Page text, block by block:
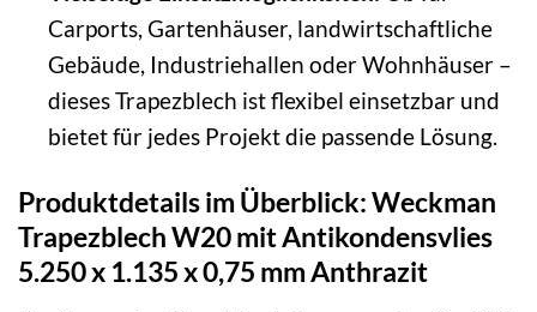
Carports, Gartenhäuser, landwirtschaftliche
Gebäude, Industriehallen oder Wohnhäuser –
dieses Trapezblech ist flexibel einsetzbar und
bietet für jedes Projekt die passende Lösung.
Produktdetails im Überblick: Weckman
Trapezblech W20 mit Antikondensvlies
5.250 x 1.135 x 0,75 mm Anthrazit